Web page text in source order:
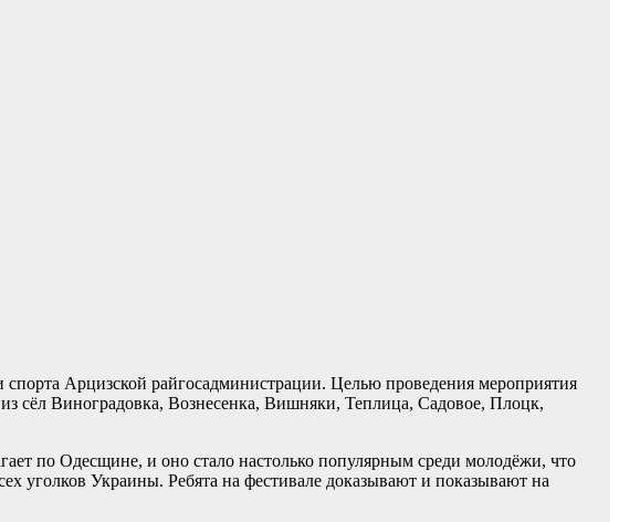
Арцизской райгосадминистрации. Целью проведения мероприятия
сёл Виноградовка, Вознесенка, Вишняки, Теплица, Садовое, Плоцк,
по Одесщине, и оно стало настолько популярным среди молодёжи, что
уголков Украины. Ребята на фестивале доказывают и показывают на